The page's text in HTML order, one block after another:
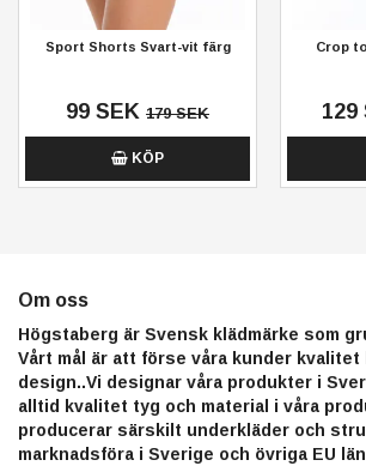
Sport Shorts Svart-vit färg
99 SEK 179 SEK
KÖP
Crop
129
Om oss
Högstaberg är Svensk klädmärke som
Vårt mål är att förse våra kunder kvalitet
design..Vi designar våra produkter i
alltid kvalitet tyg och material i våra
producerar särskilt underkläder och
marknadsföra i Sverige och övriga EU